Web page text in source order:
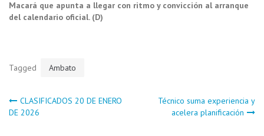
Macará que apunta a llegar con ritmo y convicción al arranque
del calendario oficial. (D)
Tagged Ambato
Navegación
CLASIFICADOS 20 DE ENERO
DE 2026
Técnico suma experiencia y
acelera planificación